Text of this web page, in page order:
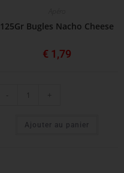
125Gr Bugles Nacho Cheese
€ 1,79
- +
Ajouter au panier